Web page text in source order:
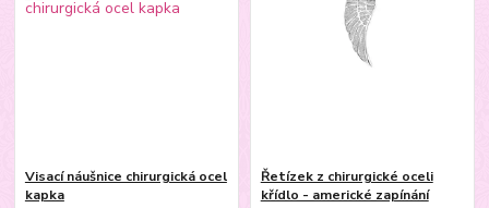
Visací náušnice chirurgická ocel
kapka
Řetízek z chirurgické oceli
křídlo - americké zapínání